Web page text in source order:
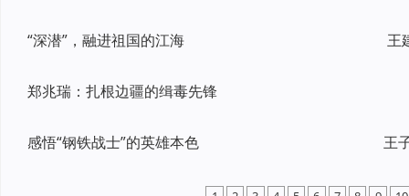
“深潜”，融进祖国的江海 王
郑兆瑞：扎根边疆的缉毒先锋
感悟“钢铁战士”的英雄本色